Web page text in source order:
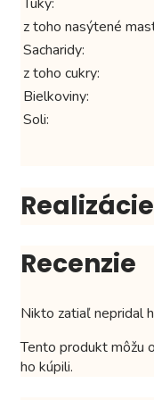
z toho nasýtené
Sacharidy:
z toho cukry:
Bielkoviny:
Soli:
Realizácie
Recenzie
Nikto zatiaľ nepridal
Tento produkt môžu
ho kúpili.